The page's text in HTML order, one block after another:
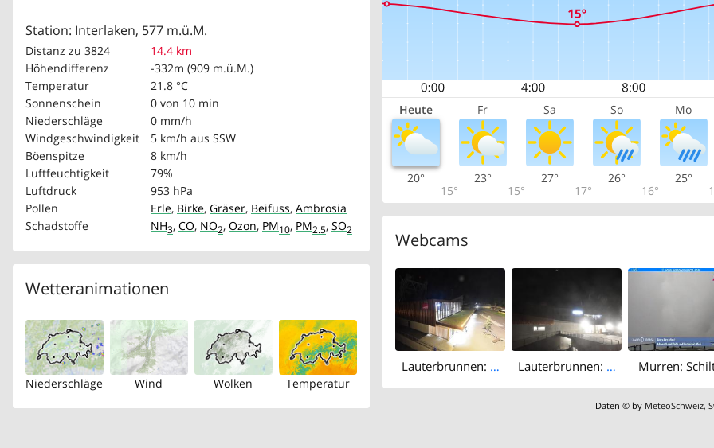
Station: Interlaken, 577 m.ü.M.
Distanz zu 3824
14.4 km
Höhendifferenz
-332m (909 m.ü.M.)
Temperatur
21.8 °C
Sonnenschein
0 von 10 min
Niederschläge
0 mm/h
Windgeschwindigkeit
5 km/h aus SSW
Böenspitze
8 km/h
Luftfeuchtigkeit
79%
Luftdruck
953 hPa
Pollen
Erle, Birke, Gräser, Beifuss, Ambrosia
Schadstoffe
NH3, CO, NO2, Ozon, PM10, PM2.5, SO2
Wetteranimationen
Niederschläge Wind Wolken Temperatur
Heute Fr Sa So Mo
20°
15°
23°
15°
27°
17°
26°
16°
25°
Webcams
Lauterbrunnen: Stechelberg Public Lauterbrunnen: Eggli: Mürren Public Murren:
Daten © by MeteoSchweiz,